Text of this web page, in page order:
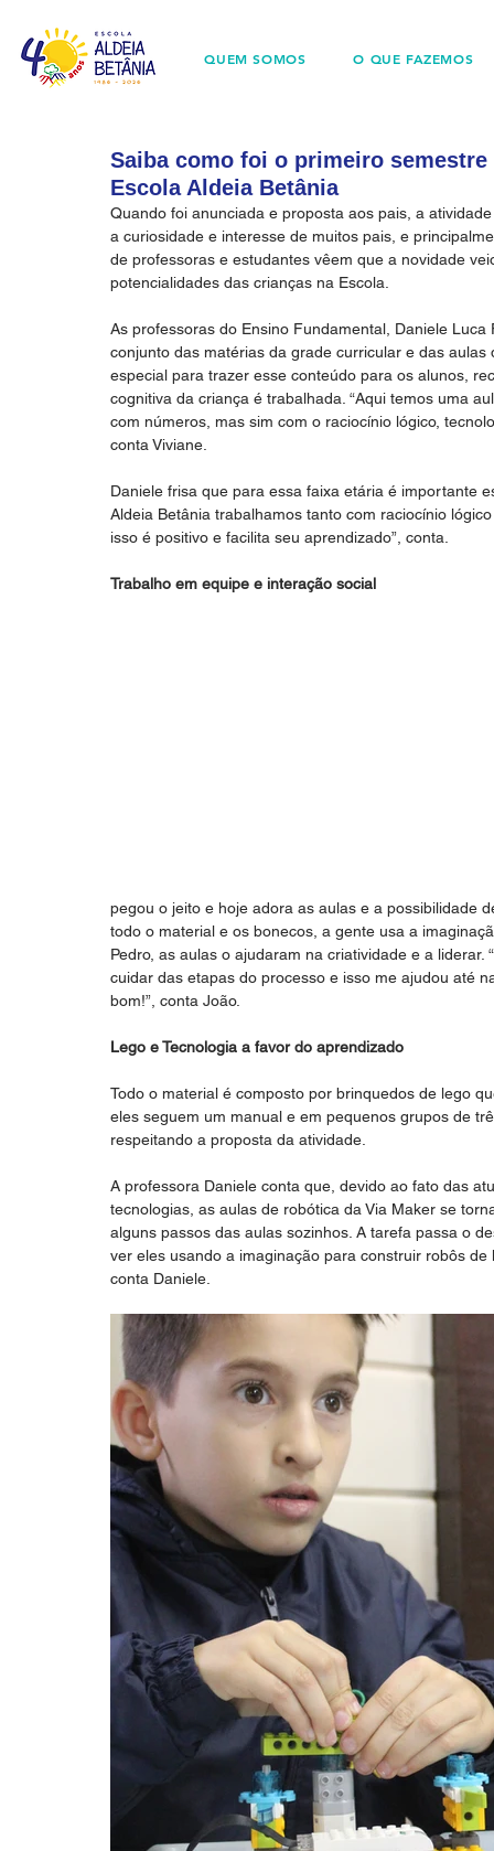
QUEM SOMOS O QUE FAZEMOS
Saiba como foi o primeiro
Escola Aldeia Betânia
Quando foi anunciada e proposta aos pais, a
a curiosidade e interesse de muitos pais, e
de professoras e estudantes vêem que a novidade
potencialidades das crianças na Escola.
As professoras do Ensino Fundamental, Daniele
conjunto das matérias da grade curricular e das
especial para trazer esse conteúdo para os alunos,
cognitiva da criança é trabalhada. “Aqui temos uma
com números, mas sim com o raciocínio lógico,
conta Viviane.
Daniele frisa que para essa faixa etária é importante
Aldeia Betânia trabalhamos tanto com raciocínio
isso é positivo e facilita seu aprendizado”, conta.
Trabalho em equipe e interação social
pegou o jeito e hoje adora as aulas e a possibilidade
todo o material e os bonecos, a gente usa a
Pedro, as aulas o ajudaram na criatividade e a
cuidar das etapas do processo e isso me ajudou até
bom!”, conta João.
Lego e Tecnologia a favor do aprendizado
Todo o material é composto por brinquedos de lego
eles seguem um manual e em pequenos grupos de
respeitando a proposta da atividade.
A professora Daniele conta que, devido ao fato das
tecnologias, as aulas de robótica da Via Maker se
alguns passos das aulas sozinhos. A tarefa passa o
ver eles usando a imaginação para construir robôs
conta Daniele.